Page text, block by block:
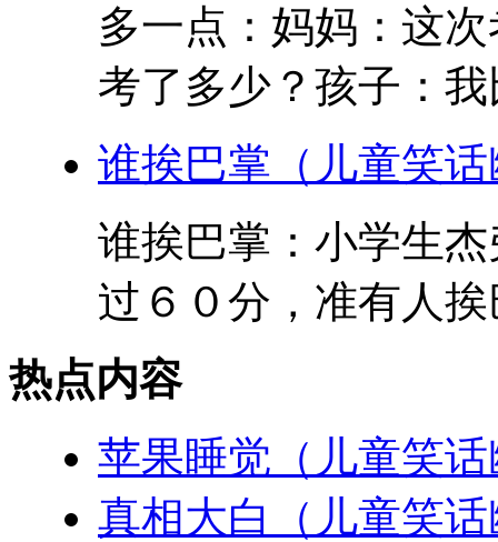
多一点：妈妈：这
考了多少？孩子：
谁挨巴掌（儿童笑
谁挨巴掌：小学生
过６０分，准有人
热点内容
苹果睡觉（儿童笑
真相大白（儿童笑